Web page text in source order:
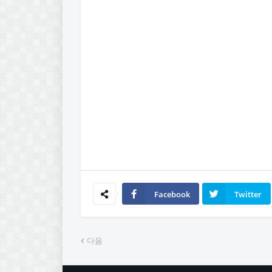
Facebook Twitter
다음